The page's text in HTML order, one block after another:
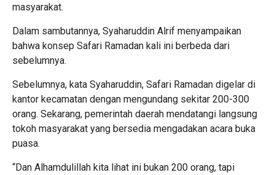
masyarakat.
Dalam sambutannya, Syaharuddin Alrif menyampaikan
bahwa konsep Safari Ramadan kali ini berbeda dari
sebelumnya.
Sebelumnya, kata Syaharuddin, Safari Ramadan digelar di
kantor kecamatan dengan mengundang sekitar 200-300
orang. Sekarang, pemerintah daerah mendatangi langsung
tokoh masyarakat yang bersedia mengadakan acara buka
puasa.
“Dan Alhamdulillah kita lihat ini bukan 200 orang, tapi